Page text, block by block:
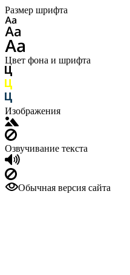
Размер шрифта
Цвет фона и шрифта
Изображения
Озвучивание текста
Обычная версия сайта